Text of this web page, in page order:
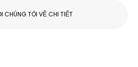
CHÚNG TÔI VỀ CHI TIẾT